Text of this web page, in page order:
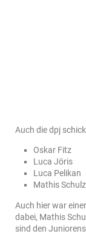
Auch die dpj
Oskar Fitz
Luca Jöris
Luca Pelikan
Mathis Schulz
Auch hier war
dabei, Mathis
sind den